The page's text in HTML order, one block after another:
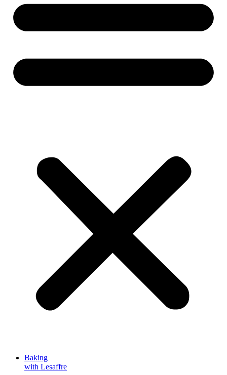
Baking
with Lesaffre